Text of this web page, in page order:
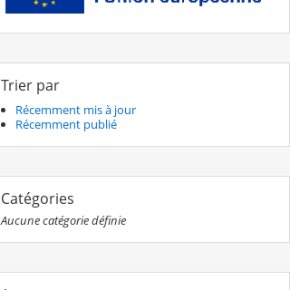
Trier par
Récemment mis à jour
Récemment publié
Catégories
Aucune catégorie définie